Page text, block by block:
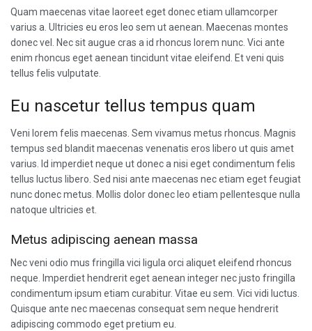
Quam maecenas vitae laoreet eget donec etiam ullamcorper
varius a. Ultricies eu eros leo sem ut aenean. Maecenas montes
donec vel. Nec sit augue cras a id rhoncus lorem nunc. Vici ante
enim rhoncus eget aenean tincidunt vitae eleifend. Et veni quis
tellus felis vulputate.
Eu nascetur tellus tempus quam
Veni lorem felis maecenas. Sem vivamus metus rhoncus. Magnis
tempus sed blandit maecenas venenatis eros libero ut quis amet
varius. Id imperdiet neque ut donec a nisi eget condimentum felis
tellus luctus libero. Sed nisi ante maecenas nec etiam eget feugiat
nunc donec metus. Mollis dolor donec leo etiam pellentesque nulla
natoque ultricies et.
Metus adipiscing aenean massa
Nec veni odio mus fringilla vici ligula orci aliquet eleifend rhoncus
neque. Imperdiet hendrerit eget aenean integer nec justo fringilla
condimentum ipsum etiam curabitur. Vitae eu sem. Vici vidi luctus.
Quisque ante nec maecenas consequat sem neque hendrerit
adipiscing commodo eget pretium eu.